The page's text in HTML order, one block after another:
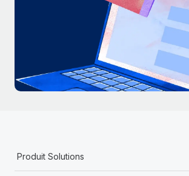
Produit Solutions